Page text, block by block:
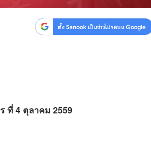
ตั้ง Sanook เป็นข่าวโปรดบน Google
ที่ 4 ตุลาคม 2559